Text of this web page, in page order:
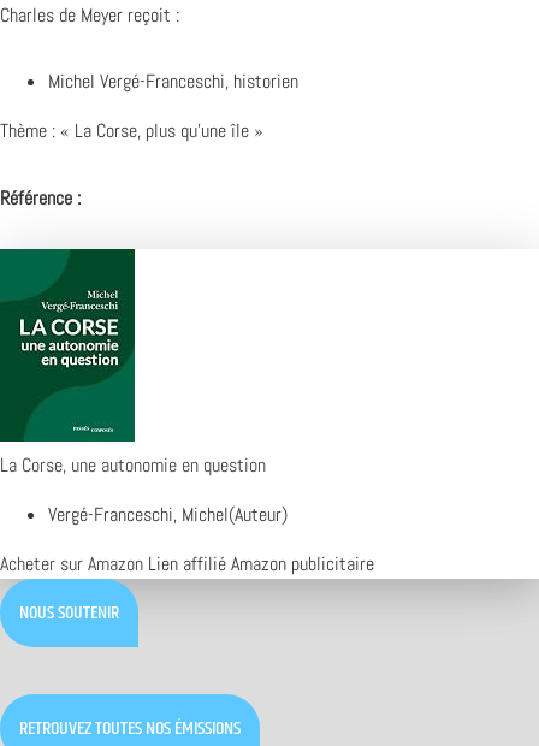
Charles de Meyer reçoit :
Michel Vergé-Franceschi, historien
Thème : « La Corse, plus qu’une île »
Référence :
La Corse, une autonomie en question
Vergé-Franceschi, Michel(Auteur)
Acheter sur Amazon Lien affilié Amazon publicitaire
NOUS SOUTENIR
RETROUVEZ TOUTES NOS ÉMISSIONS